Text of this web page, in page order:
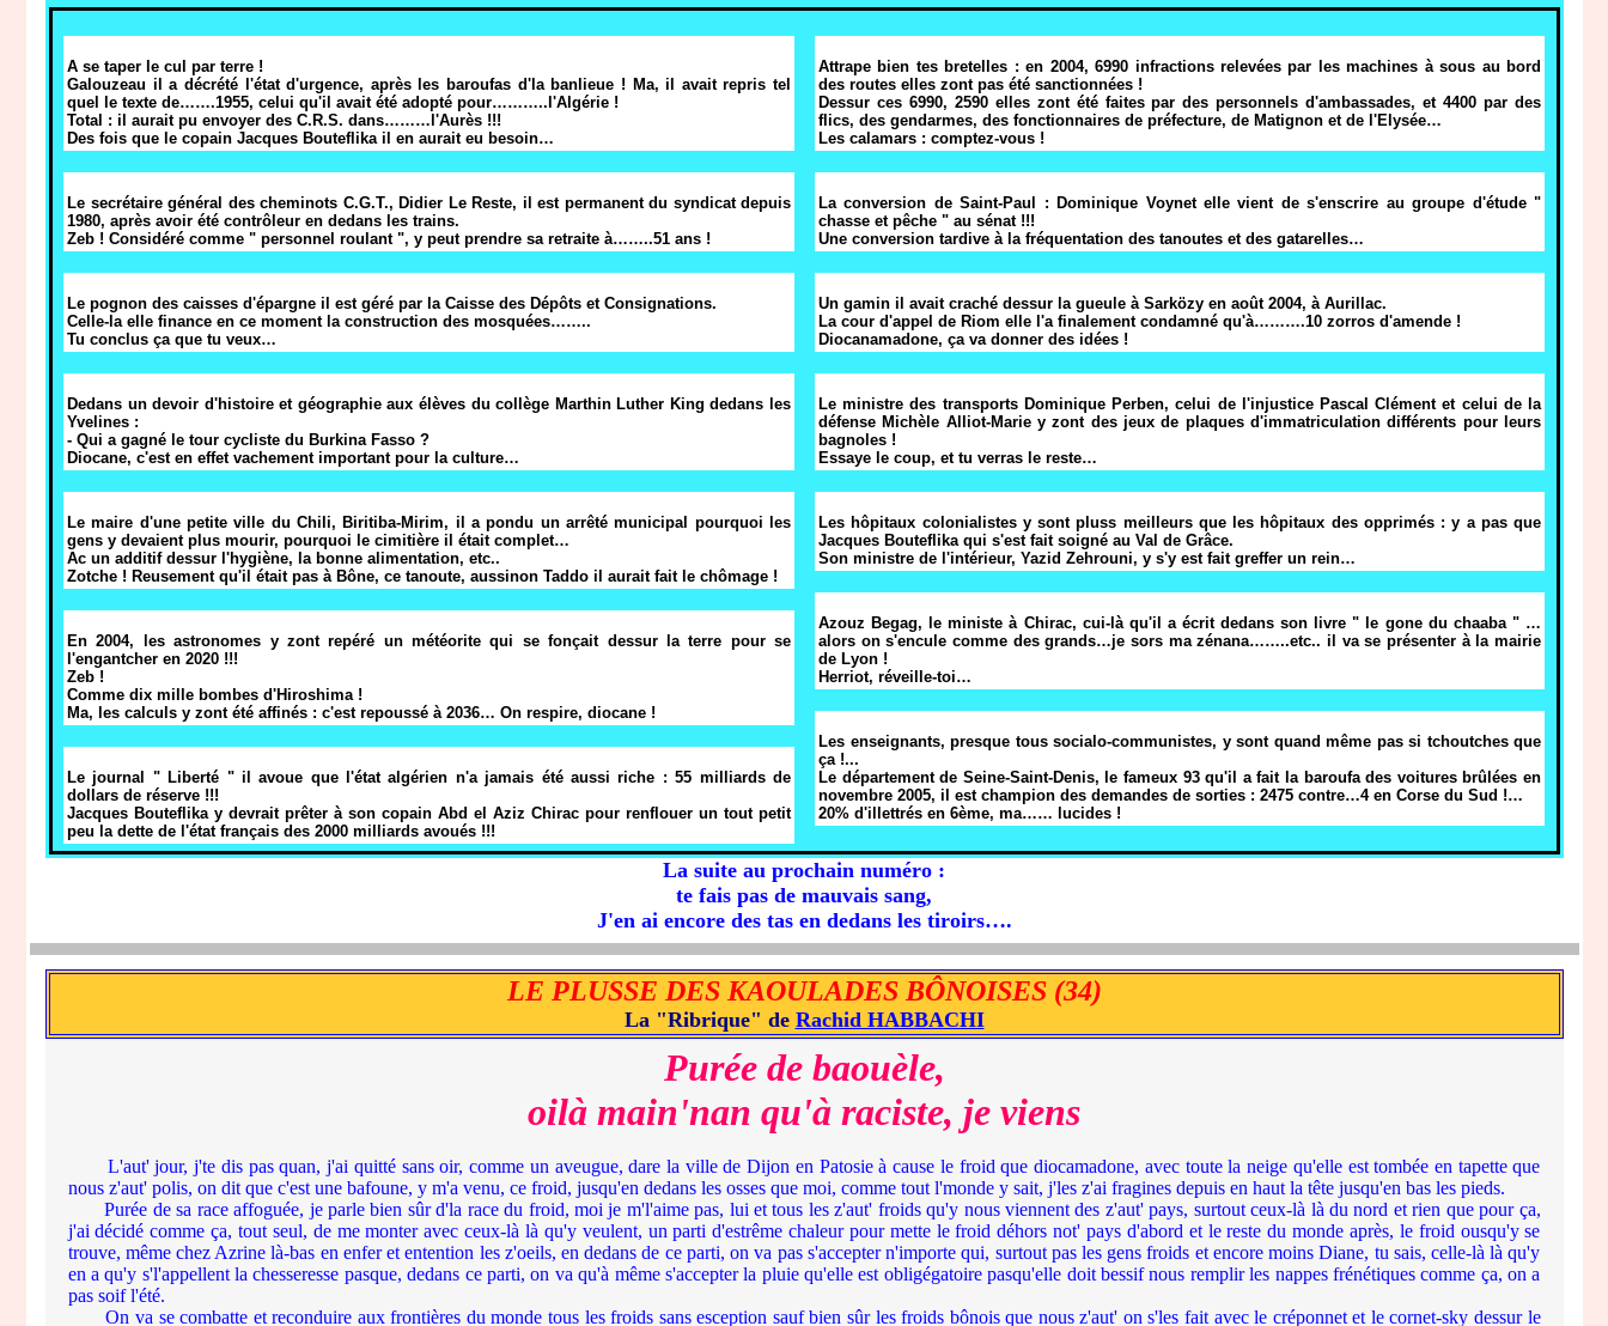
A se taper le cul par terre !
Galouzeau il a décrété l'état d'urgence, après les baroufas d'la banlieue ! Ma, il avait repris tel
quel le texte de…….1955, celui qu'il avait été adopté pour………..l'Algérie !
Total : il aurait pu envoyer des C.R.S. dans………l'Aurès !!!
Des fois que le copain Jacques Bouteflika il en aurait eu besoin…
Le secrétaire général des cheminots C.G.T., Didier Le Reste, il est permanent du syndicat depuis
1980, après avoir été contrôleur en dedans les trains.
Zeb ! Considéré comme " personnel roulant ", y peut prendre sa retraite à……..51 ans !
Le pognon des caisses d'épargne il est géré par la Caisse des Dépôts et Consignations.
Celle-la elle finance en ce moment la construction des mosquées……..
Tu conclus ça que tu veux…
Dedans un devoir d'histoire et géographie aux élèves du collège Marthin Luther King dedans les
Yvelines :
- Qui a gagné le tour cycliste du Burkina Fasso ?
Diocane, c'est en effet vachement important pour la culture…
Le maire d'une petite ville du Chili, Biritiba-Mirim, il a pondu un arrêté municipal pourquoi les
gens y devaient plus mourir, pourquoi le cimitière il était complet…
Ac un additif dessur l'hygiène, la bonne alimentation, etc..
Zotche ! Reusement qu'il était pas à Bône, ce tanoute, aussinon Taddo il aurait fait le chômage !
En 2004, les astronomes y zont repéré un météorite qui se fonçait dessur la terre pour se
l'engantcher en 2020 !!!
Zeb !
Comme dix mille bombes d'Hiroshima !
Ma, les calculs y zont été affinés : c'est repoussé à 2036… On respire, diocane !
Le journal " Liberté " il avoue que l'état algérien n'a jamais été aussi riche : 55 milliards de
dollars de réserve !!!
Jacques Bouteflika y devrait prêter à son copain Abd el Aziz Chirac pour renflouer un tout petit
peu la dette de l'état français des 2000 milliards avoués !!!
Attrape bien tes bretelles : en 2004, 6990 infractions relevées par les machines à sous au bord
des routes elles zont pas été sanctionnées !
Dessur ces 6990, 2590 elles zont été faites par des personnels d'ambassades, et 4400 par des
flics, des gendarmes, des fonctionnaires de préfecture, de Matignon et de l'Elysée…
Les calamars : comptez-vous !
La conversion de Saint-Paul : Dominique Voynet elle vient de s'enscrire au groupe d'étude "
chasse et pêche " au sénat !!!
Une conversion tardive à la fréquentation des tanoutes et des gatarelles…
Un gamin il avait craché dessur la gueule à Sarközy en août 2004, à Aurillac.
La cour d'appel de Riom elle l'a finalement condamné qu'à……….10 zorros d'amende !
Diocanamadone, ça va donner des idées !
Le ministre des transports Dominique Perben, celui de l'injustice Pascal Clément et celui de la
défense Michèle Alliot-Marie y zont des jeux de plaques d'immatriculation différents pour leurs
bagnoles !
Essaye le coup, et tu verras le reste…
Les hôpitaux colonialistes y sont pluss meilleurs que les hôpitaux des opprimés : y a pas que
Jacques Bouteflika qui s'est fait soigné au Val de Grâce.
Son ministre de l'intérieur, Yazid Zehrouni, y s'y est fait greffer un rein…
Azouz Begag, le ministe à Chirac, cui-là qu'il a écrit dedans son livre " le gone du chaaba " …
alors on s'encule comme des grands…je sors ma zénana……..etc.. il va se présenter à la mairie
de Lyon !
Herriot, réveille-toi…
Les enseignants, presque tous socialo-communistes, y sont quand même pas si tchoutches que
ça !...
Le département de Seine-Saint-Denis, le fameux 93 qu'il a fait la baroufa des voitures brûlées en
novembre 2005, il est champion des demandes de sorties : 2475 contre…4 en Corse du Sud !…
20% d'illettrés en 6ème, ma…… lucides !
La suite au prochain numéro :
te fais pas de mauvais sang,
J'en ai encore des tas en dedans les tiroirs….
LE PLUSSE DES KAOULADES BÔNOISES (34)
La "Ribrique" de Rachid HABBACHI
Purée de baouèle,
oilà main'nan qu'à raciste, je viens
L'aut' jour, j'te dis pas quan, j'ai quitté sans oir, comme un aveugue, dare la ville de Dijon en Patosie à cause le froid que diocamadone, avec toute la neige qu'elle est tombée en tapette que
nous z'aut' polis, on dit que c'est une bafoune, y m'a venu, ce froid, jusqu'en dedans les osses que moi, comme tout l'monde y sait, j'les z'ai fragines depuis en haut la tête jusqu'en bas les pieds.
Purée de sa race affoguée, je parle bien sûr d'la race du froid, moi je m'l'aime pas, lui et tous les z'aut' froids qu'y nous viennent des z'aut' pays, surtout ceux-là là du nord et rien que pour ça,
j'ai décidé comme ça, tout seul, de me monter avec ceux-là là qu'y veulent, un parti d'estrême chaleur pour mette le froid déhors not' pays d'abord et le reste du monde après, le froid ousqu'y se
trouve, même chez Azrine là-bas en enfer et entention les z'oeils, en dedans de ce parti, on va pas s'accepter n'importe qui, surtout pas les gens froids et encore moins Diane, tu sais, celle-là là qu'y
en a qu'y s'l'appellent la chesseresse pasque, dedans ce parti, on va qu'à même s'accepter la pluie qu'elle est obligégatoire pasqu'elle doit bessif nous remplir les nappes frénétiques comme ça, on a
pas soif l'été.
On va se combatte et reconduire aux frontières du monde tous les froids sans esception sauf bien sûr les froids bônois que nous z'aut' on s'les fait avec le créponnet et le cornet-sky dessur le